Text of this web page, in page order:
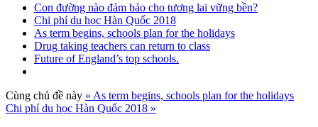
Con đường nào đảm bảo cho tương lai vững bền?
Chi phí du học Hàn Quốc 2018
As term begins, schools plan for the holidays
Drug taking teachers can return to class
Future of England’s top schools.
Cùng chủ đề này « As term begins, schools plan for the holidays
Chi phí du học Hàn Quốc 2018 »